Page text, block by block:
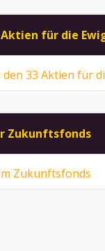
Aktien für die
den 33 Aktien für
Zukunftsfonds
Zukunftsfonds